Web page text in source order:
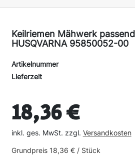
SPA Riemen(20)
AA Riemen(33)
Keilriemen Mähwerk
HUSQVARNA 95850052-00
Artikelnummer
Lieferzeit
18,36 €
inkl. ges. MwSt. zzgl. Versandkosten
Grundpreis 18,36 € / Stück